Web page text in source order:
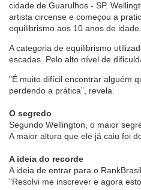
cidade de Guarulhos - SP.
artista circense e começou a
equilibrismo aos 10 anos de idade.
A categoria de equilibrismo
escadas. Pelo alto nível de
"É muito difícil encontrar alguém
perdendo a prática”, revela.
O segredo
Segundo Wellington, o maior
A maior altura que ele já caiu foi
A ideia do recorde
A ideia de entrar para o
"Resolvi me inscrever e agora